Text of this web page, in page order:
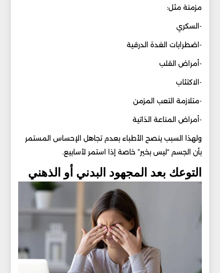
مزمنة مثل:
-السكري
-اضطرابات الغدة الدرقية
-أمراض القلب
-الاكتئاب
-متلازمة التعب المزمن
-أمراض المناعة الذاتية
ولهذا السبب ينصح الأطباء بعدم تجاهل الإحساس المستمر
بأن الجسم “ليس بخير” خاصة إذا استمر لأسابيع.
التوعك بعد المجهود البدني أو الذهني